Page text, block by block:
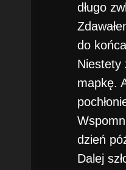
długo
do
Niestety
mapkę.
dzień
Dalej